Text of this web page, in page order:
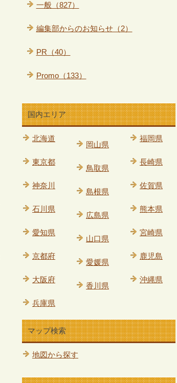
一般（827）
編集部からのお知らせ（2）
PR（40）
Promo（133）
国内エリア
北海道
東京都
神奈川
石川県
愛知県
京都府
大阪府
兵庫県
岡山県
鳥取県
島根県
広島県
山口県
愛媛県
香川県
福岡県
長崎県
佐賀県
熊本県
宮崎県
鹿児島
沖縄県
マップ検索
地図から探す